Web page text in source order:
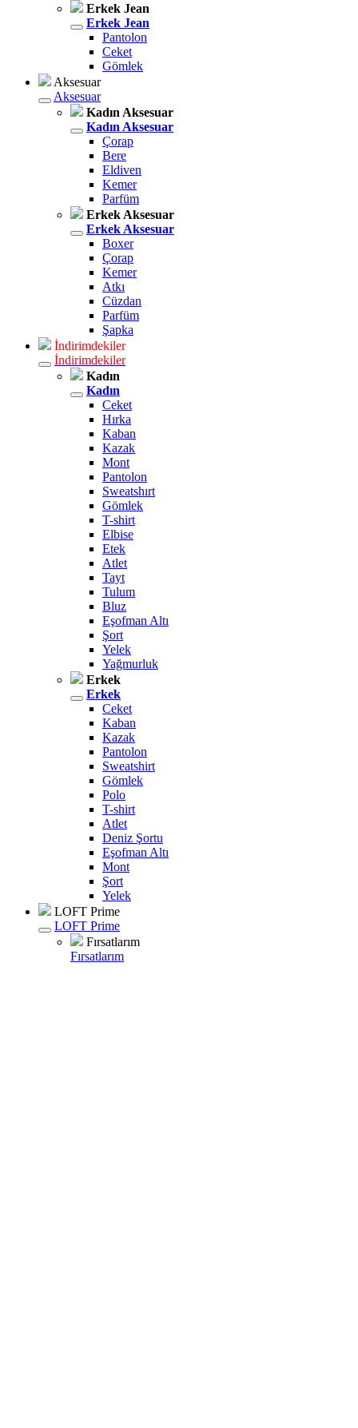
Erkek Jean
Erkek Jean
Pantolon
Ceket
Gömlek
Aksesuar
Aksesuar
Kadın Aksesuar
Kadın Aksesuar
Çorap
Bere
Eldiven
Kemer
Parfüm
Erkek Aksesuar
Erkek Aksesuar
Boxer
Çorap
Kemer
Atkı
Cüzdan
Parfüm
Şapka
İndirimdekiler
İndirimdekiler
Kadın
Kadın
Ceket
Hırka
Kaban
Kazak
Mont
Pantolon
Sweatshırt
Gömlek
T-shirt
Elbise
Etek
Atlet
Tayt
Tulum
Bluz
Eşofman Altı
Şort
Yelek
Yağmurluk
Erkek
Erkek
Ceket
Kaban
Kazak
Pantolon
Sweatshirt
Gömlek
Polo
T-shirt
Atlet
Deniz Şortu
Eşofman Altı
Mont
Şort
Yelek
LOFT Prime
LOFT Prime
Fırsatlarım
Fırsatlarım